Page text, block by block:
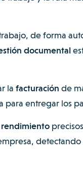
de forma
documental
la facturación de
para entregar los
detectando